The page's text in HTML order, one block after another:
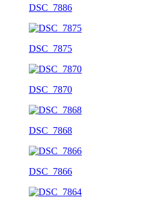
DSC_7886
DSC_7875
DSC_7870
DSC_7868
DSC_7866